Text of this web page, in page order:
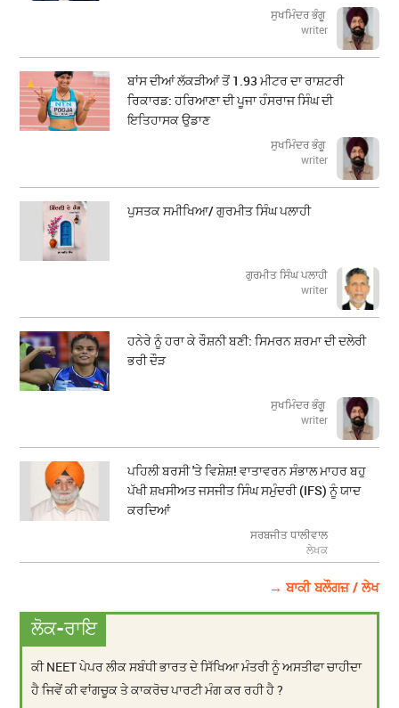
ਸੁਖਮਿੰਦਰ ਭੰਗੂ
writer
ਬਾਂਸ ਦੀਆਂ ਲੱਕੜੀਆਂ ਤੋਂ 1.93 ਮੀਟਰ ਦਾ ਰਾਸ਼ਟਰੀ
ਰਿਕਾਰਡ: ਹਰਿਆਣਾ ਦੀ ਪੂਜਾ ਹੰਸਰਾਜ ਸਿੰਘ ਦੀ
ਇਤਿਹਾਸਕ ਉਡਾਣ
ਸੁਖਮਿੰਦਰ ਭੰਗੂ
writer
ਪੁਸਤਕ ਸਮੀਖਿਆ/ ਗੁਰਮੀਤ ਸਿੰਘ ਪਲਾਹੀ
ਗੁਰਮੀਤ ਸਿੰਘ ਪਲਾਹੀ
writer
ਹਨੇਰੇ ਨੂੰ ਹਰਾ ਕੇ ਰੌਸ਼ਨੀ ਬਣੀ: ਸਿਮਰਨ ਸ਼ਰਮਾ ਦੀ ਦਲੇਰੀ
ਭਰੀ ਦੌੜ
ਸੁਖਮਿੰਦਰ ਭੰਗੂ
writer
ਪਹਿਲੀ ਬਰਸੀ 'ਤੇ ਵਿਸ਼ੇਸ਼! ਵਾਤਾਵਰਨ ਸੰਭਾਲ ਮਾਹਰ ਬਹੁ
ਪੱਖੀ ਸ਼ਖਸੀਅਤ ਜਸਜੀਤ ਸਿੰਘ ਸਮੁੰਦਰੀ (IFS) ਨੂੰ ਯਾਦ
ਕਰਦਿਆਂ
ਸਰਬਜੀਤ ਧਾਲੀਵਾਲ
ਲੇਖਕ
→ ਬਾਕੀ ਬਲੌਗਜ਼ / ਲੇਖ
ਲੋਕ-ਰਾਇ
ਕੀ NEET ਪੇਪਰ ਲੀਕ ਸਬੰਧੀ ਭਾਰਤ ਦੇ ਸਿੱਖਿਆ ਮੰਤਰੀ ਨੂੰ ਅਸਤੀਫਾ ਚਾਹੀਦਾ
ਹੈ ਜਿਵੇਂ ਕੀ ਵਾਂਗਚੂਕ ਤੇ ਕਾਕਰੋਚ ਪਾਰਟੀ ਮੰਗ ਕਰ ਰਹੀ ਹੈ ?